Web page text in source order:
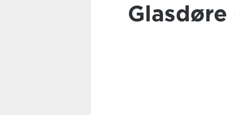
Glasdøre – Giver dit hjem